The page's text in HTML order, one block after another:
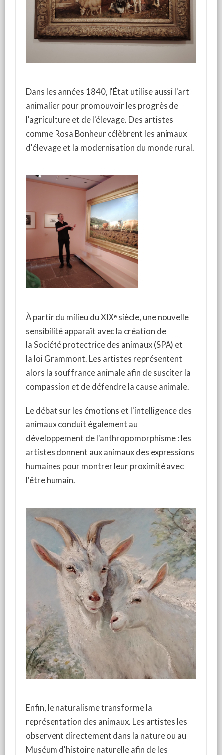
Dans les années 1840, l'État utilise aussi l'art
animalier pour promouvoir les progrès de
l'agriculture et de l'élevage. Des artistes
comme Rosa Bonheur célèbrent les animaux
d'élevage et la modernisation du monde rural.
À partir du milieu du XIXᵉ siècle, une nouvelle
sensibilité apparaît avec la création de
la Société protectrice des animaux (SPA) et
la loi Grammont. Les artistes représentent
alors la souffrance animale afin de susciter la
compassion et de défendre la cause animale.
Le débat sur les émotions et l'intelligence des
animaux conduit également au
développement de l'anthropomorphisme : les
artistes donnent aux animaux des expressions
humaines pour montrer leur proximité avec
l'être humain.
Enfin, le naturalisme transforme la
représentation des animaux. Les artistes les
observent directement dans la nature ou au
Muséum d'histoire naturelle afin de les